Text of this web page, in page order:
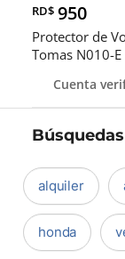
RD$ 950
Protector de
Tomas N010-E
Cuenta
alquiler
honda